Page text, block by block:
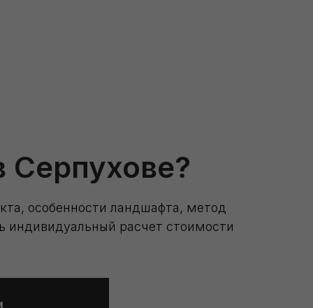
Серпухове?
особенности ландшафта, метод
индивидуальный расчет стоимости